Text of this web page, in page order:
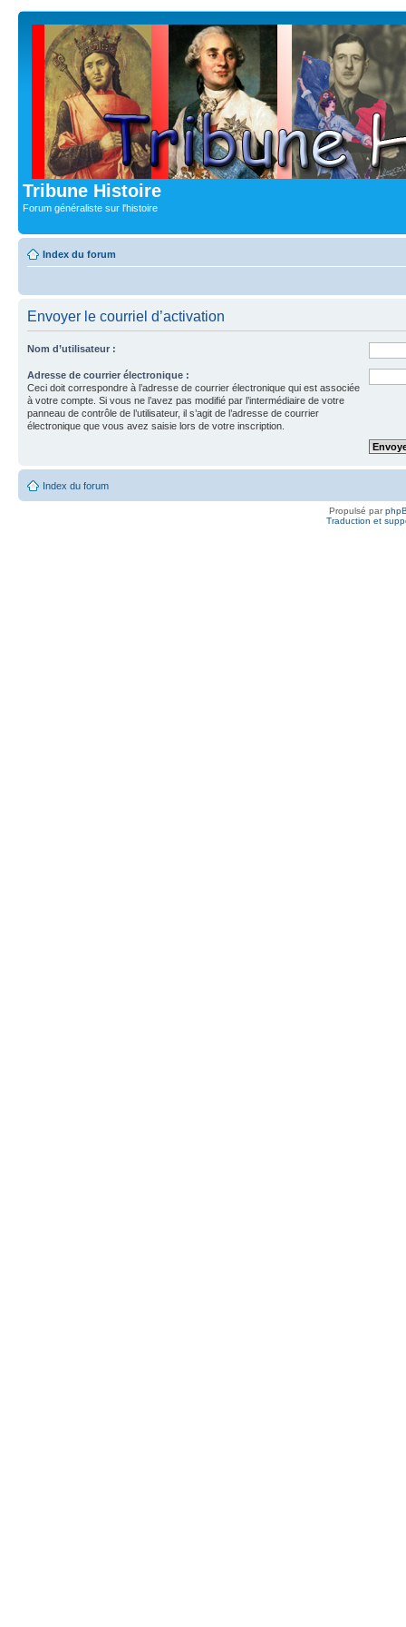
Tribune Histoire
Forum généraliste sur l'histoire
Index du forum
Envoyer le courriel d’activation
Nom d’utilisateur :
Adresse de courrier électronique :
Ceci doit correspondre à l’adresse de courrier électronique qui est associée
à votre compte. Si vous ne l’avez pas modifié par l’intermédiaire de votre
panneau de contrôle de l’utilisateur, il s’agit de l’adresse de courrier
électronique que vous avez saisie lors de votre inscription.
Index du forum
Propulsé par
Traduction et